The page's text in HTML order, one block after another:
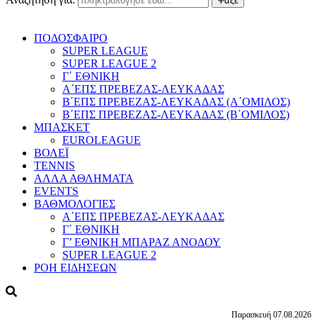
ΠΟΔΟΣΦΑΙΡΟ
SUPER LEAGUE
SUPER LEAGUE 2
Γ΄ ΕΘΝΙΚΗ
Α΄ΕΠΣ ΠΡΕΒΕΖΑΣ-ΛΕΥΚΑΔΑΣ
Β΄ΕΠΣ ΠΡΕΒΕΖΑΣ-ΛΕΥΚΑΔΑΣ (Α΄ΟΜΙΛΟΣ)
Β΄ΕΠΣ ΠΡΕΒΕΖΑΣ-ΛΕΥΚΑΔΑΣ (Β΄ΟΜΙΛΟΣ)
ΜΠΑΣΚΕΤ
EUROLEAGUE
ΒΟΛΕΪ
TENNIS
ΑΛΛΑ ΑΘΛΗΜΑΤΑ
EVENTS
ΒΑΘΜΟΛΟΓΙΕΣ
Α΄ΕΠΣ ΠΡΕΒΕΖΑΣ-ΛΕΥΚΑΔΑΣ
Γ΄ ΕΘΝΙΚΗ
Γ’ ΕΘΝΙΚΗ ΜΠΑΡΑΖ ΑΝΟΔΟΥ
SUPER LEAGUE 2
ΡΟΗ ΕΙΔΗΣΕΩΝ
Παρασκευή 07.08.2026